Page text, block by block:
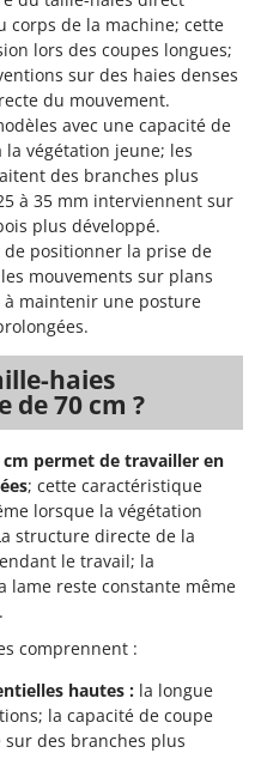
pour tracteur
thermiques
corps de la machine; cette
lors des coupes longues;
sur des haies denses
du mouvement.
avec une capacité de
la végétation jeune; les
des branches plus
à 35 mm interviennent sur
plus développé.
de positionner la prise de
mouvements sur plans
maintenir une posture
haies
de 70 cm ?
cm permet de travailler en
; cette caractéristique
lorsque la végétation
structure directe de la
le travail; la
lame reste constante même
comprennent :
hautes : la longue
la capacité de coupe
des branches plus